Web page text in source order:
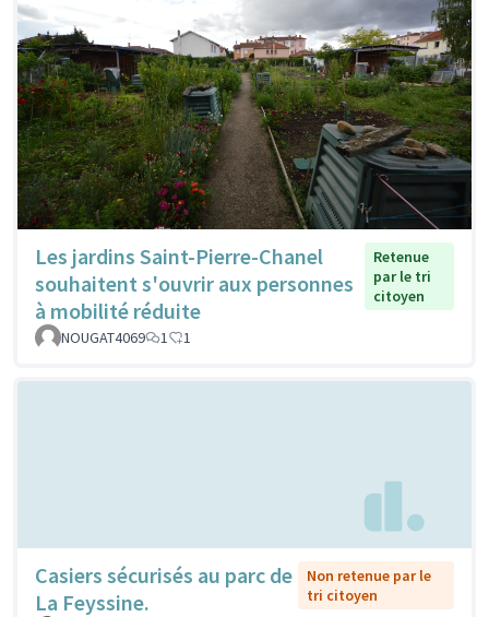
Les jardins Saint-Pierre-Chanel
souhaitent s'ouvrir aux personnes
à mobilité réduite
Retenue
par le tri
citoyen
NOUGAT4069 1 1
Casiers sécurisés au parc de
La Feyssine.
Non retenue par le
tri citoyen